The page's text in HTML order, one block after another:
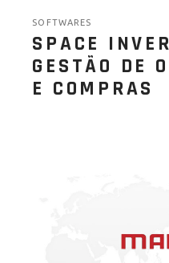
SOFTWARES
SPACE
GESTÃO DE
E COMPRAS